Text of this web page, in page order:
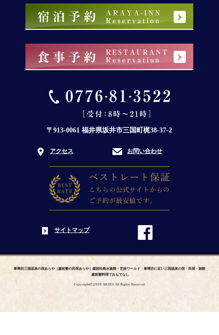
〒913-0061 福井県坂井市三国町梶38-37-2
アクセス お問い合わせ
サイトマップ
東尋坊三国温泉の宿あらや［越前蟹の民宿あらや］越前松島水族館・芝政ワールド・東尋坊に近い三国温泉の宿・民宿・旅館
越前蟹料理でおもてなし
Copyright(C)2020 ARAYA All Rights Reserved.